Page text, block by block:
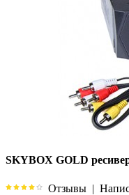
SKYBOX GOLD
Отзывы |